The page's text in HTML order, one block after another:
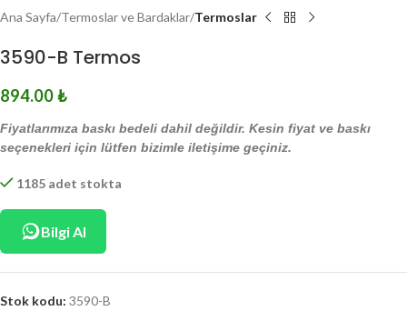
Ana Sayfa Termoslar ve Bardaklar Termoslar
3590-B Termos
894.00₺
Fiyatlarımıza baskı bedeli dahil değildir. Kesin fiyat ve baskı
seçenekleri için lütfen bizimle iletişime geçiniz.
1185 adet stokta
Bilgi Al
Stok kodu: 3590-B